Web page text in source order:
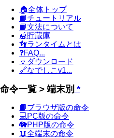
🏠全体トップ
📙チュートリアル
📙文法について
🍯貯蔵庫
👣ランタイムとは
❓FAQ...
🔽ダウンロード
🔗なでしこv1...
命令一覧 > 端末別 *
📙ブラウザ版の命令
💻PC版の命令
🐘PHP版の命令
📖全端末の命令